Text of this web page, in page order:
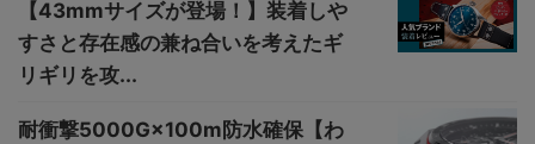
【43mmサイズが登場！】装着しや
すさと存在感の兼ね合いを考えたギ
リギリを攻...
耐衝撃5000G×100m防水確保【わ